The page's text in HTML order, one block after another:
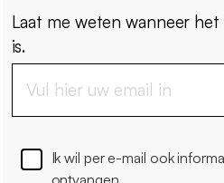
Laat me weten wanneer
is.
Ik wil per e-mail ook
ontvangen.